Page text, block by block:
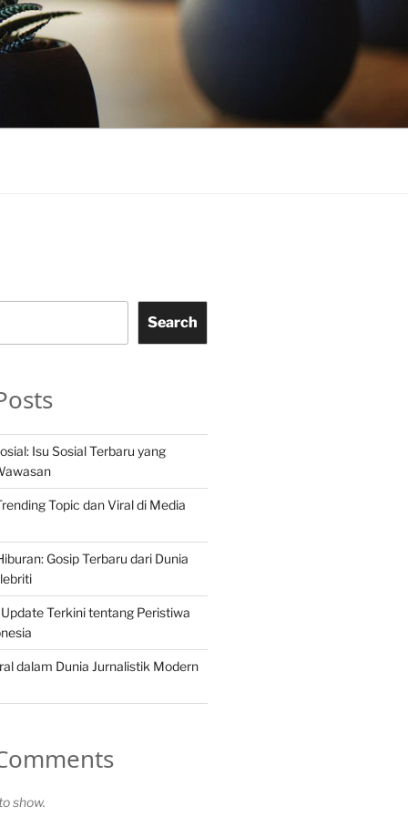
Search
Isu Sosial Terbaru yang
Topic dan Viral di Media
Gosip Terbaru dari Dunia
Terkini tentang Peristiwa
dalam Dunia Jurnalistik Modern
show.